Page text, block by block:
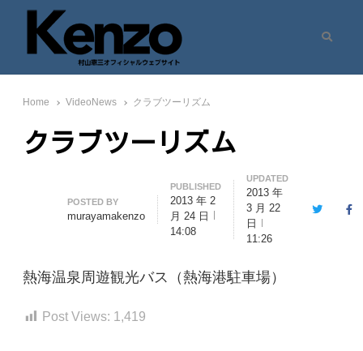
七転八起 – 村山憲三 Official Site
村山憲三ウェブサイト
Home VideoNews クラブツーリズム
クラブツーリズム
Author
POSTED BY
murayamakenzo
PUBLISHED
2013 年 2
月 24 日
14:08
UPDATED
2013 年
3 月 22
日
11:26
Twitter
熱海温泉周遊観光バス（熱海港駐車場）
Post Views: 1,419